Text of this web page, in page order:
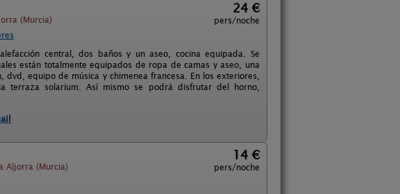
(Murcia)
24 €
pers/noche
central, dos baños y un aseo, cocina equipada. Se
están totalmente equipados de ropa de camas y aseo, una
equipo de música y chimenea francesa. En los exteriores,
terraza solarium. Así mismo se podrá disfrutar del horno,
Aljorra (Murcia)
14 €
pers/noche